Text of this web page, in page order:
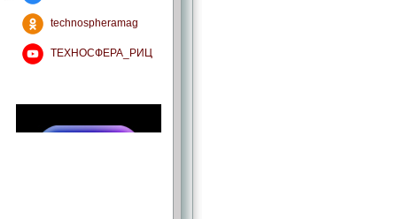
technospheramag
ТЕХНОСФЕРА_РИЦ